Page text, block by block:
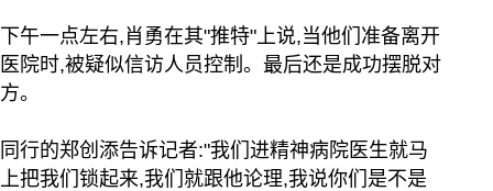
下午一点左右,肖勇在其"推特"上说,当他们准备离开
医院时,被疑似信访人员控制。最后还是成功摆脱对
方。
同行的郑创添告诉记者:"我们进精神病院医生就马
上把我们锁起来,我们就跟他论理,我说你们是不是